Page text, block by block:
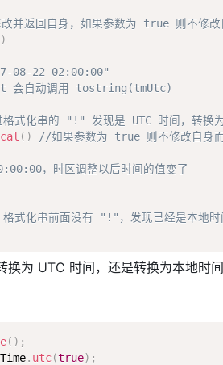
并返回自身，如果参数为 true 则不修改
)
08-22 02:00:00"
自动调用 tostring(tmUtc)
格式化串的 "!" 发现是 UTC 时间，转换
( ) //如果参数为 true 则不修改自身
，时区调整以后时间的值变了
式化串前面没有 "!"，发现已经是本地时
换为 UTC 时间，还是转换为本地时
( ) ;
. utc(true) ;